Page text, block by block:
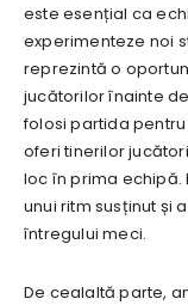
este esențial ca
experimenteze noi
reprezintă o
jucătorilor înainte
folosi partida
oferi tinerilor
loc în prima echipă.
unui ritm susținut și
întregului meci.
De cealaltă parte,